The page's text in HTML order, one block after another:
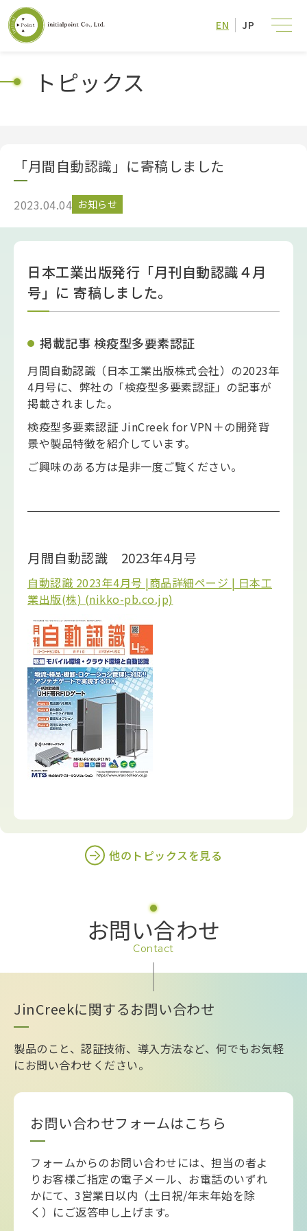
EN JP
トピックス
「月間自動認識」に寄稿しました
2023.04.04 お知らせ
日本工業出版発行「月刊自動認識４月
号」に 寄稿しました。
掲載記事 検疫型多要素認証
月間自動認識（日本工業出版株式会社）の2023年
4月号に、弊社の「検疫型多要素認証」の記事が
掲載されました。
検疫型多要素認証 JinCreek for VPN＋の開発背
景や製品特徴を紹介しています。
ご興味のある方は是非一度ご覧ください。
月間自動認識 2023年4月号
自動認識 2023年4月号 |商品詳細ページ | 日本工
業出版(株) (nikko-pb.co.jp)
他のトピックスを見る
お問い合わせ
Contact
JinCreekに関するお問い合わせ
製品のこと、認証技術、導入方法など、何でもお気軽
にお問い合わせください。
お問い合わせフォームはこちら
フォームからのお問い合わせには、担当の者よ
りお客様ご指定の電子メール、お電話のいずれ
かにて、3営業日以内（土日祝/年末年始を除
く）にご返答申し上げます。